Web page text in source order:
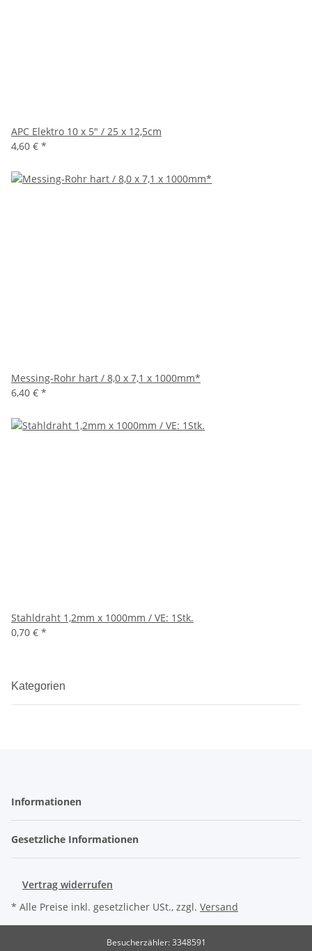
APC Elektro 10 x 5" / 25 x 12,5cm
4,60 € *
Messing-Rohr hart / 8,0 x 7,1 x 1000mm*
6,40 € *
Stahldraht 1,2mm x 1000mm / VE: 1Stk.
0,70 € *
Kategorien
Informationen
Gesetzliche Informationen
Vertrag widerrufen
* Alle Preise inkl. gesetzlicher USt., zzgl. Versand
Besucherzähler: 3348591